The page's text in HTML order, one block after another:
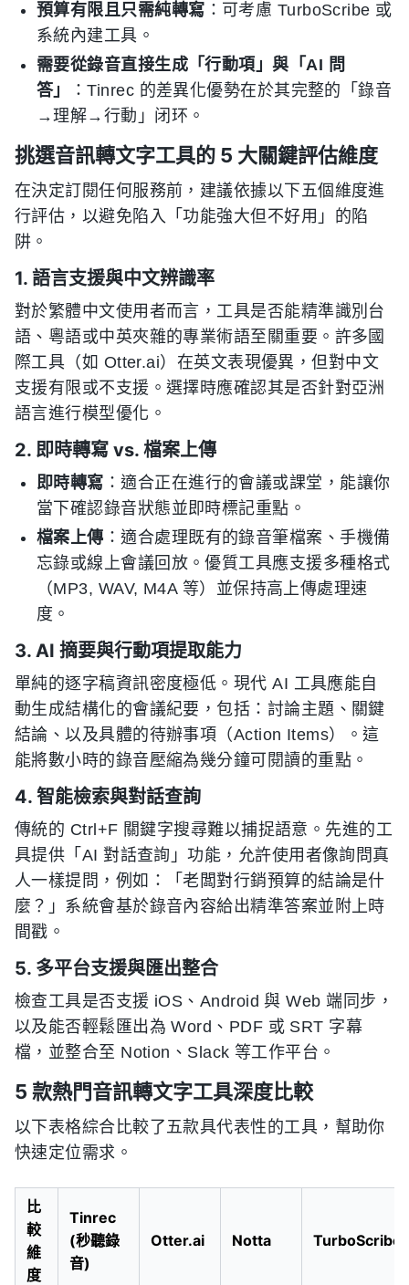
預算有限且只需純轉寫 ：可考慮 TurboScribe 或
系統內建工具。
需要從錄音直接生成「行動項」與「AI 問
答」
：Tinrec 的差異化優勢在於其完整的「錄音
→理解→行動」闭环。
挑選音訊轉文字工具的 5 大關鍵評估維度
在決定訂閱任何服務前，建議依據以下五個維度進
行評估，以避免陷入「功能強大但不好用」的陷
阱。
1. 語言支援與中文辨識率
對於繁體中文使用者而言，工具是否能精準識別台
語、粵語或中英夾雜的專業術語至關重要。許多國
際工具（如 Otter.ai）在英文表現優異，但對中文
支援有限或不支援。選擇時應確認其是否針對亞洲
語言進行模型優化。
2. 即時轉寫 vs. 檔案上傳
即時轉寫 ：適合正在進行的會議或課堂，能讓你
當下確認錄音狀態並即時標記重點。
檔案上傳 ：適合處理既有的錄音筆檔案、手機備
忘錄或線上會議回放。優質工具應支援多種格式
（MP3, WAV, M4A 等）並保持高上傳處理速
度。
3. AI 摘要與行動項提取能力
單純的逐字稿資訊密度極低。現代 AI 工具應能自
動生成結構化的會議紀要，包括：討論主題、關鍵
結論、以及具體的待辦事項（Action Items）。這
能將數小時的錄音壓縮為幾分鐘可閱讀的重點。
4. 智能檢索與對話查詢
傳統的 Ctrl+F 關鍵字搜尋難以捕捉語意。先進的工
具提供「AI 對話查詢」功能，允許使用者像詢問真
人一樣提問，例如：「老闆對行銷預算的結論是什
麼？」系統會基於錄音內容給出精準答案並附上時
間戳。
5. 多平台支援與匯出整合
檢查工具是否支援 iOS、Android 與 Web 端同步，
以及能否輕鬆匯出為 Word、PDF 或 SRT 字幕
檔，並整合至 Notion、Slack 等工作平台。
5 款熱門音訊轉文字工具深度比較
以下表格綜合比較了五款具代表性的工具，幫助你
快速定位需求。
比
較
維
度
Tinrec
(秒聽錄
音)
Otter.ai Notta TurboScribe